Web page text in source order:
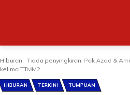
Hiburan
Tiada penyingkiran, Pak Azad &
kelima TTMM2
HIBURAN TERKINI TUMPUAN